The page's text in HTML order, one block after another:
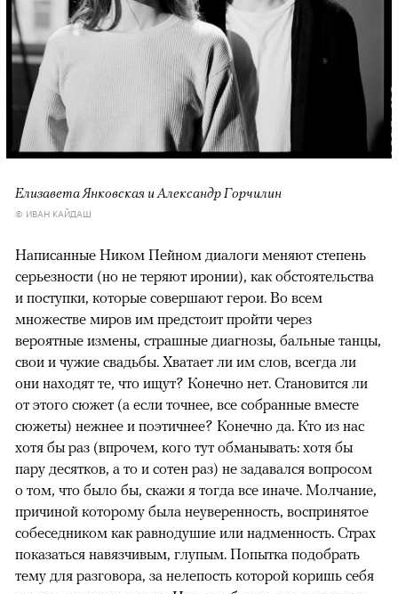
Елизавета Янковская и Александр Горчилин
© ИВАН КАЙДАШ
Написанные Ником Пейном диалоги меняют степень
серьезности (но не теряют иронии), как обстоятельства
и поступки, которые совершают герои. Во всем
множестве миров им предстоит пройти через
вероятные измены, страшные диагнозы, бальные танцы,
свои и чужие свадьбы. Хватает ли им слов, всегда ли
они находят те, что ищут? Конечно нет. Становится ли
от этого сюжет (а если точнее, все собранные вместе
сюжеты) нежнее и поэтичнее? Конечно да. Кто из нас
хотя бы раз (впрочем, кого тут обманывать: хотя бы
пару десятков, а то и сотен раз) не задавался вопросом
о том, что было бы, скажи я тогда все иначе. Молчание,
причиной которому была неуверенность, воспринятое
собеседником как равнодушие или надменность. Страх
показаться навязчивым, глупым. Попытка подобрать
тему для разговора, за нелепость которой коришь себя